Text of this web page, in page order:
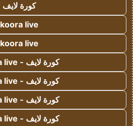
كورة لايف
koora live
koora live
كورة لايف - koora live
كورة لايف - koora live
كورة لايف - koora live
كورة لايف - koora live